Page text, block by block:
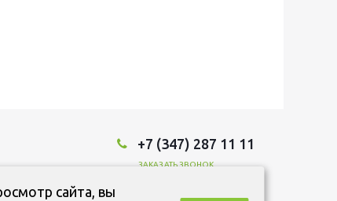
+7 (347) 287 11 11
ЗАКАЗАТЬ ЗВОНОК
сайта, вы